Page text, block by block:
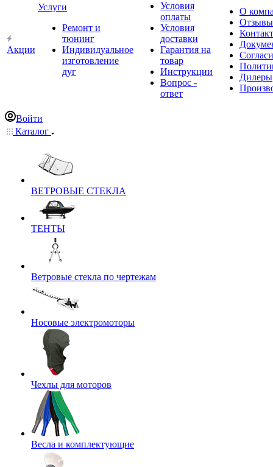
Акции
Услуги
Ремонт и
тюнинг
Индивидуальное
изготовление
дуг
Условия
оплаты
Условия
доставки
Гарантия на
товар
Инструкции
Вопрос -
ответ
О
Отзывы
Дилеры
Войти
Каталог
ВЕТРОВЫЕ СТЕКЛА
ТЕНТЫ
Ветровые стекла по чертежам
Носовые электромоторы
Чехлы для моторов
Весла и комплектующие